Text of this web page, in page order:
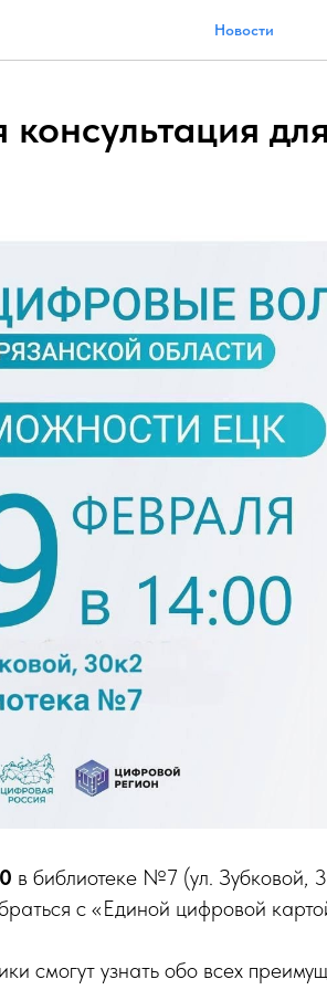
Новости
в библиотеке №7 (ул. Зубковой,
с «Единой цифровой
смогут узнать обо всех